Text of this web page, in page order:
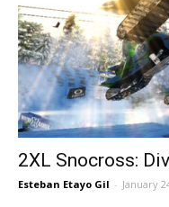
2XL Snocross:
Esteban Etayo Gil - January